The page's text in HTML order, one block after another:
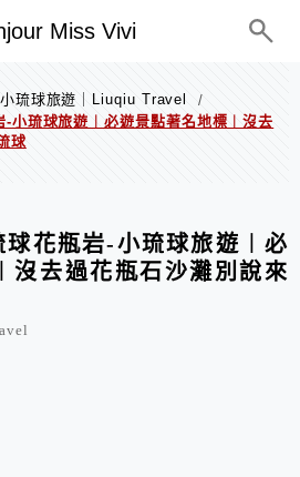
Miss Vivi
小琉球旅遊｜Liuqiu Travel
/
小琉球旅遊︱必遊景點著名地標︱沒去
球
花瓶岩-小琉球旅遊︱必
沒去過花瓶石沙灘別說來